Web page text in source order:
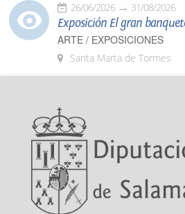
26/06/2026 31/08/2026
Exposición El gran
ARTE / EXPOSICIONES
Santa Marta de Tormes